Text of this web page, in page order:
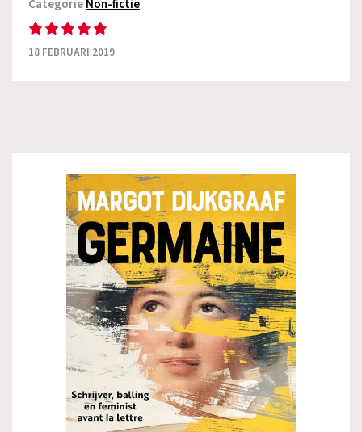
CategorieNon-fictie
18 FEBRUARI 2019